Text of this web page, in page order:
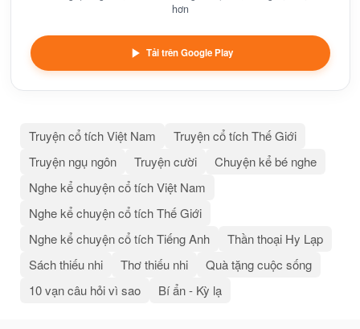
hơn
Tải trên Google Play
Truyện cổ tích Việt Nam
Truyện cổ tích Thế Giới
Truyện ngụ ngôn
Truyện cười
Chuyện kể bé nghe
Nghe kể chuyện cổ tích Việt Nam
Nghe kể chuyện cổ tích Thế Giới
Nghe kể chuyện cổ tích Tiếng Anh
Thần thoại Hy Lạp
Sách thiếu nhi
Thơ thiếu nhi
Quà tặng cuộc sống
10 vạn câu hỏi vì sao
Bí ẩn - Kỳ lạ